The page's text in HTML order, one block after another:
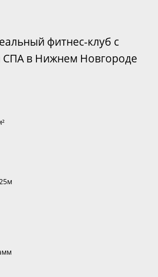
фитнес-клуб с
СПА в Нижнем Новгороде